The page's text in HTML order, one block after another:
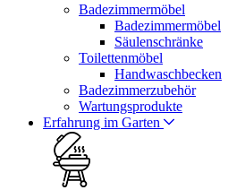
Badezimmermöbel
Badezimmermöbel
Säulenschränke
Toilettenmöbel
Handwaschbecken
Badezimmerzubehör
Wartungsprodukte
Erfahrung im Garten